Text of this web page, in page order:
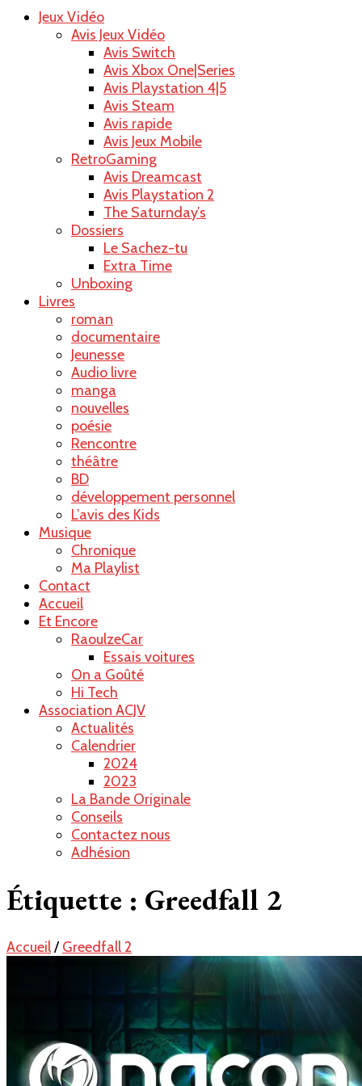
Raoul le blog
Jeux Vidéo
Avis Jeux Vidéo
Avis Switch
Avis Xbox One|Series
Avis Playstation 4|5
Avis Steam
Avis rapide
Avis Jeux Mobile
RetroGaming
Avis Dreamcast
Avis Playstation 2
The Saturnday’s
Dossiers
Le Sachez-tu
Extra Time
Unboxing
Livres
roman
documentaire
Jeunesse
Audio livre
manga
nouvelles
poésie
Rencontre
théâtre
BD
développement personnel
L’avis des Kids
Musique
Chronique
Ma Playlist
Contact
Accueil
Et Encore
RaoulzeCar
Essais voitures
On a Goûté
Hi Tech
Association ACJV
Actualités
Calendrier
2024
2023
La Bande Originale
Conseils
Contactez nous
Adhésion
Étiquette : Greedfall 2
Accueil/ Greedfall 2